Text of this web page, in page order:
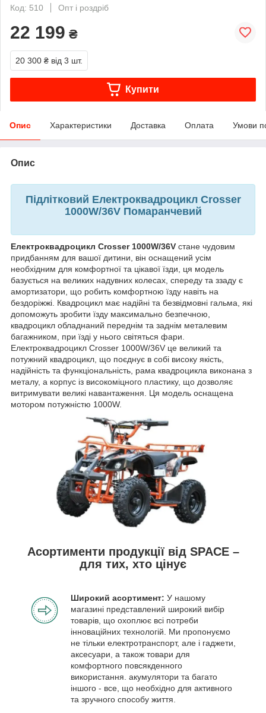
Код: 510
Опт і роздріб
22 199 ₴
20 300 ₴ від 3 шт.
Купити
Опис Характеристики Доставка Оплата Умови
Опис
Підлітковий Електроквадроцикл Crosser
1000W/36V Помаранчевий
Електроквадроцикл Crosser 1000W/36V стане чудовим
придбанням для вашої дитини, він оснащений усім
необхідним для комфортної та цікавої їзди, ця модель
базується на великих надувних колесах, спереду та ззаду є
амортизатори, що робить комфортною їзду навіть на
бездоріжжі. Квадроцикл має надійні та безвідмовні гальма, які
допоможуть зробити їзду максимально безпечною,
квадроцикл обладнаний переднім та заднім металевим
багажником, при їзді у нього світяться фари.
Електроквадроцикл Crosser 1000W/36V це великий та
потужний квадроцикл, що поєднує в собі високу якість,
надійність та функціональність, рама квадроцикла виконана з
металу, а корпус із високоміцного пластику, що дозволяє
витримувати великі навантаження. Ця модель оснащена
мотором потужністю 1000W.
Асортименти продукції від SPACE –
для тих, хто цінує
Широкий асортимент: У нашому
магазині представлений широкий вибір
товарів, що охоплює всі потреби
інноваційних технологій. Ми пропонуємо
не тільки електротранспорт, але і гаджети,
аксесуари, а також товари для
комфортного повсякденного
використання. акумулятори та багато
іншого - все, що необхідно для активного
та зручного способу життя.